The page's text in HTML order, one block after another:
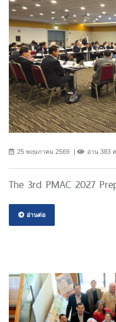
25 พฤษภาคม 2569 อ่าน 383
The 3rd PMAC 2027
อ่านต่อ